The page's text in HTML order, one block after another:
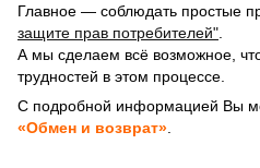
Главное — соблюдать простые
защите прав потребителей"
А мы сделаем всё возможное,
трудностей в этом процессе.
С подробной информацией Вы
«Обмен и возврат»